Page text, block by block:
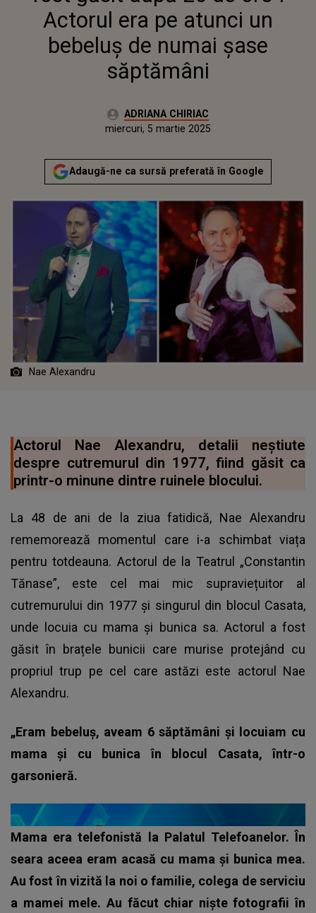
SĂPTĂMÂNI
Actorul era pe atunci un
bebeluș de numai șase
săptămâni
Autor:ADRIANA CHIRIAC
miercuri, 5 martie 2025Actualizat:
miercuri, 5 martie 2025
Adaugă-ne ca sursă preferată în Google
Nae Alexandru
Actorul Nae Alexandru, detalii neștiute
despre cutremurul din 1977, fiind găsit ca
printr-o minune dintre ruinele blocului.
La 48 de ani de la ziua fatidică, Nae Alexandru
rememorează momentul care i-a schimbat viața
pentru totdeauna. Actorul de la Teatrul „Constantin
Tănase”, este cel mai mic supraviețuitor al
cutremurului din 1977 și singurul din blocul Casata,
unde locuia cu mama și bunica sa. Actorul a fost
găsit în brațele bunicii care murise protejând cu
propriul trup pe cel care astăzi este actorul Nae
Alexandru.
„Eram bebeluș, aveam 6 săptămâni și locuiam cu
mama și cu bunica în blocul Casata, într-o
garsonieră.
Mama era telefonistă la Palatul Telefoanelor. În
seara aceea eram acasă cu mama și bunica mea.
Au fost în vizită la noi o familie, colega de serviciu
a mamei mele. Au făcut chiar niște fotografii în